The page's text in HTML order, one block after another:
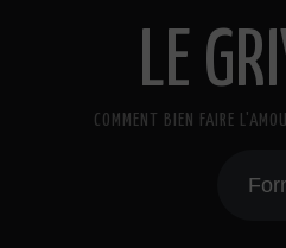
LE
COMMENT BIEN FAIRE